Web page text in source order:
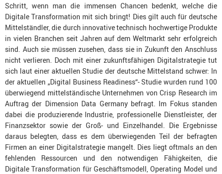
Schritt, wenn man die immensen Chancen bedenkt, welche die
Digitale Transformation mit sich bringt! Dies gilt auch für deutsche
Mittelständler, die durch innovative technisch hochwertige Produkte
in vielen Branchen seit Jahren auf dem Weltmarkt sehr erfolgreich
sind. Auch sie müssen zusehen, dass sie in Zukunft den Anschluss
nicht verlieren. Doch mit einer zukunftsfähigen Digitalstrategie tut
sich laut einer aktuellen Studie der deutsche Mittelstand schwer: In
der aktuellen „Digital Business Readiness“- Studie wurden rund 100
überwiegend mittelständische Unternehmen von Crisp Research im
Auftrag der Dimension Data Germany befragt. Im Fokus standen
dabei die produzierende Industrie, professionelle Dienstleister, der
Finanzsektor sowie der Groß- und Einzelhandel. Die Ergebnisse
daraus belegten, dass es dem überwiegenden Teil der befragten
Firmen an einer Digitalstrategie mangelt. Dies liegt oftmals an den
fehlenden Ressourcen und den notwendigen Fähigkeiten, die
Digitale Transformation für Geschäftsmodell, Operating Model und